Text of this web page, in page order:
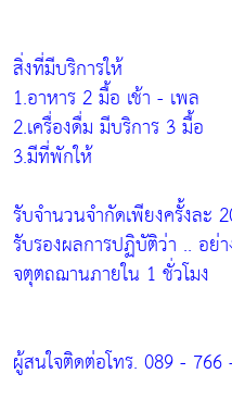
สิ่งที่มีบริการให้
1.อาหาร 2 มื้อ เช้า - เพล
2.เครื่องดื่ม มีบริการ 3 มื้อ
3.มีที่พักให้
รับจำนวนจำกัดเพียงครั้งละ
รับรองผลการปฏิบัติว่า .. อย่
จตุตถฌานภายใน 1 ชั่วโมง
ผู้สนใจติดต่อโทร. 089 - 766